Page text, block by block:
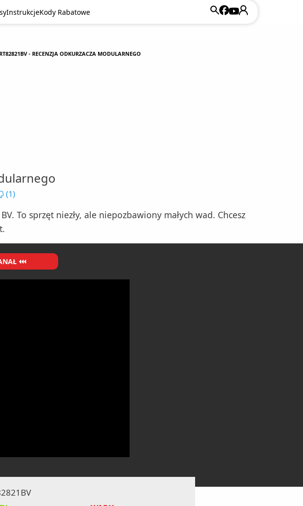
InstrukcjeKody Rabatowe
- RECENZJA ODKURZACZA MODULARNEGO
(1)
To sprzęt niezły, ale niepozbawiony małych wad. Chcesz